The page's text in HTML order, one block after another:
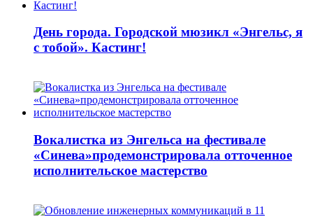
День города. Городской мюзикл «Энгельс, я
с тобой». Кастинг!
Вокалистка из Энгельса на фестивале
«Синева»продемонстрировала отточенное
исполнительское мастерство